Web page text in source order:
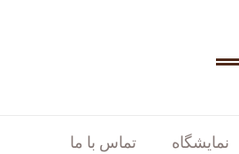
نمایشگاه تماس با ما